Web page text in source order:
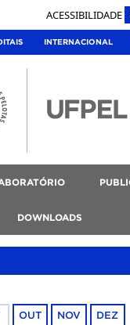
ACESSIBILIDADE
INTERNACIONAL
DOWNLOADS
OUT NOV DEZ